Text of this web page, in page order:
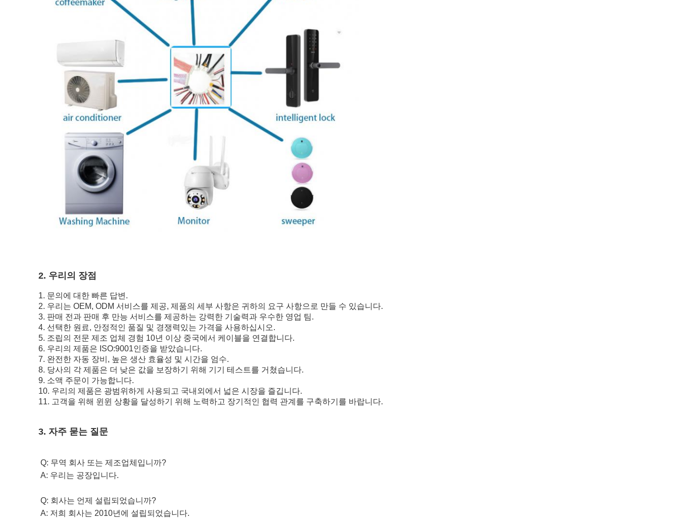
2. 우리의 장점
1. 문의에 대한 빠른 답변.
2. 우리는 OEM, ODM 서비스를 제공, 제품의 세부 사항은 귀하의 요구 사항으로 만들 수 있습니다.
3. 판매 전과 판매 후 만능 서비스를 제공하는 강력한 기술력과 우수한 영업 팀.
4. 선택한 원료, 안정적인 품질 및 경쟁력있는 가격을 사용하십시오.
5. 조립의 전문 제조 업체 경험 10년 이상 중국에서 케이블을 연결합니다.
6. 우리의 제품은 ISO:9001인증을 받았습니다.
7. 완전한 자동 장비, 높은 생산 효율성 및 시간을 엄수.
8. 당사의 각 제품은 더 낮은 값을 보장하기 위해 기기 테스트를 거쳤습니다.
9. 소액 주문이 가능합니다.
10. 우리의 제품은 광범위하게 사용되고 국내외에서 넓은 시장을 즐깁니다.
11. 고객을 위해 윈윈 상황을 달성하기 위해 노력하고 장기적인 협력 관계를 구축하기를 바랍니다.
3. 자주 묻는 질문
Q: 무역 회사 또는 제조업체입니까?
A: 우리는 공장입니다.
Q: 회사는 언제 설립되었습니까?
A: 저희 회사는 2010년에 설립되었습니다.